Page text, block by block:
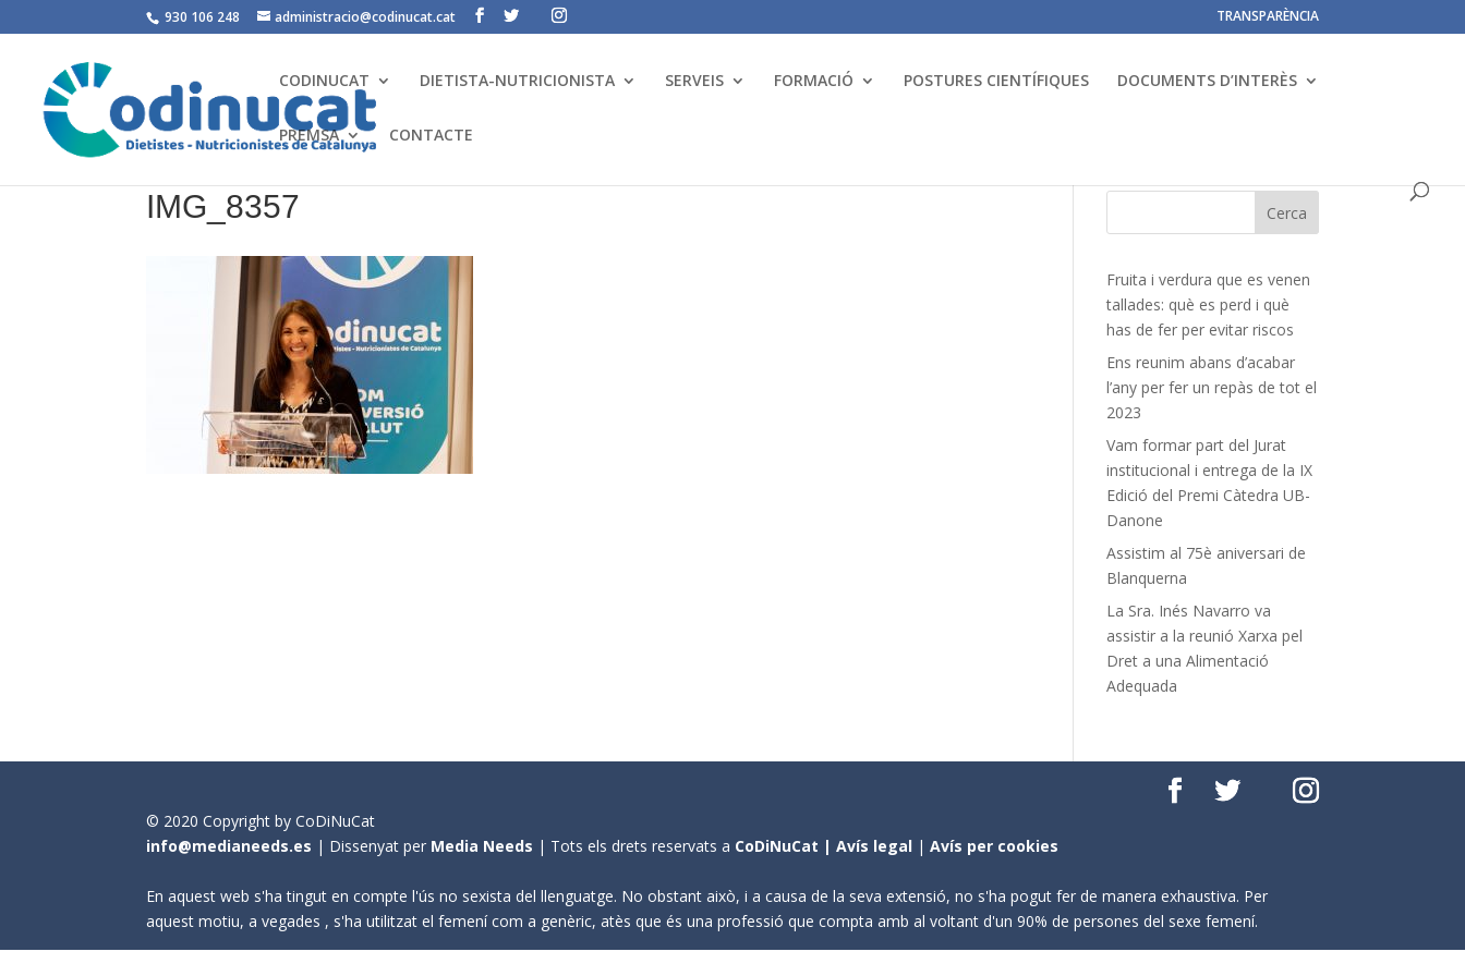
930 106 248 administracio@codinucat.cat TRANSPARÈNCIA
CODINUCAT DIETISTA-NUTRICIONISTA SERVEIS FORMACIÓ POSTURES CIENTÍFIQUES DOCUMENTS D’INTERÈS
PREMSA CONTACTE
IMG_8357
Fruita i verdura que es venen
tallades: què es perd i què
has de fer per evitar riscos
Ens reunim abans d’acabar
l’any per fer un repàs de tot el
2023
Vam formar part del Jurat
institucional i entrega de la IX
Edició del Premi Càtedra UB-
Danone
Assistim al 75è aniversari de
Blanquerna
La Sra. Inés Navarro va
assistir a la reunió Xarxa pel
Dret a una Alimentació
Adequada
© 2020 Copyright by CoDiNuCat
info@medianeeds.es | Dissenyat per Media Needs | Tots els drets reservats a CoDiNuCat |Avís legal |Avís per cookies
En aquest web s'ha tingut en compte l'ús no sexista del llenguatge. No obstant això, i a causa de la seva extensió, no s'ha pogut fer de manera exhaustiva. Per
aquest motiu, a vegades , s'ha utilitzat el femení com a genèric, atès que és una professió que compta amb al voltant d'un 90% de persones del sexe femení.